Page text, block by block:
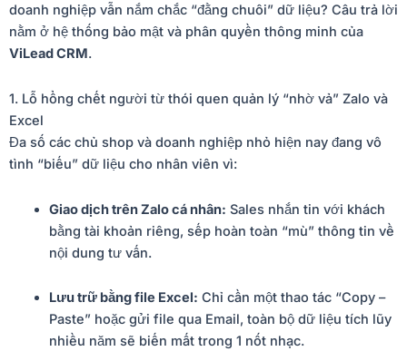
doanh nghiệp vẫn nắm chắc “đằng chuôi” dữ liệu? Câu trả lời
nằm ở hệ thống bảo mật và phân quyền thông minh của
ViLead CRM.
1. Lỗ hổng chết người từ thói quen quản lý “nhờ vả” Zalo và
Excel
Đa số các chủ shop và doanh nghiệp nhỏ hiện nay đang vô
tình “biếu” dữ liệu cho nhân viên vì:
Giao dịch trên Zalo cá nhân: Sales nhắn tin với khách
bằng tài khoản riêng, sếp hoàn toàn “mù” thông tin về
nội dung tư vấn.
Lưu trữ bằng file Excel: Chỉ cần một thao tác “Copy –
Paste” hoặc gửi file qua Email, toàn bộ dữ liệu tích lũy
nhiều năm sẽ biến mất trong 1 nốt nhạc.